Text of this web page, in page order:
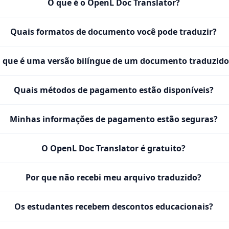
O que é o OpenL Doc Translator?
Quais formatos de documento você pode traduzir?
que é uma versão bilíngue de um documento
Quais métodos de pagamento estão disponíveis?
Minhas informações de pagamento estão seguras?
O OpenL Doc Translator é gratuito?
Por que não recebi meu arquivo traduzido?
Os estudantes recebem descontos educacionais?